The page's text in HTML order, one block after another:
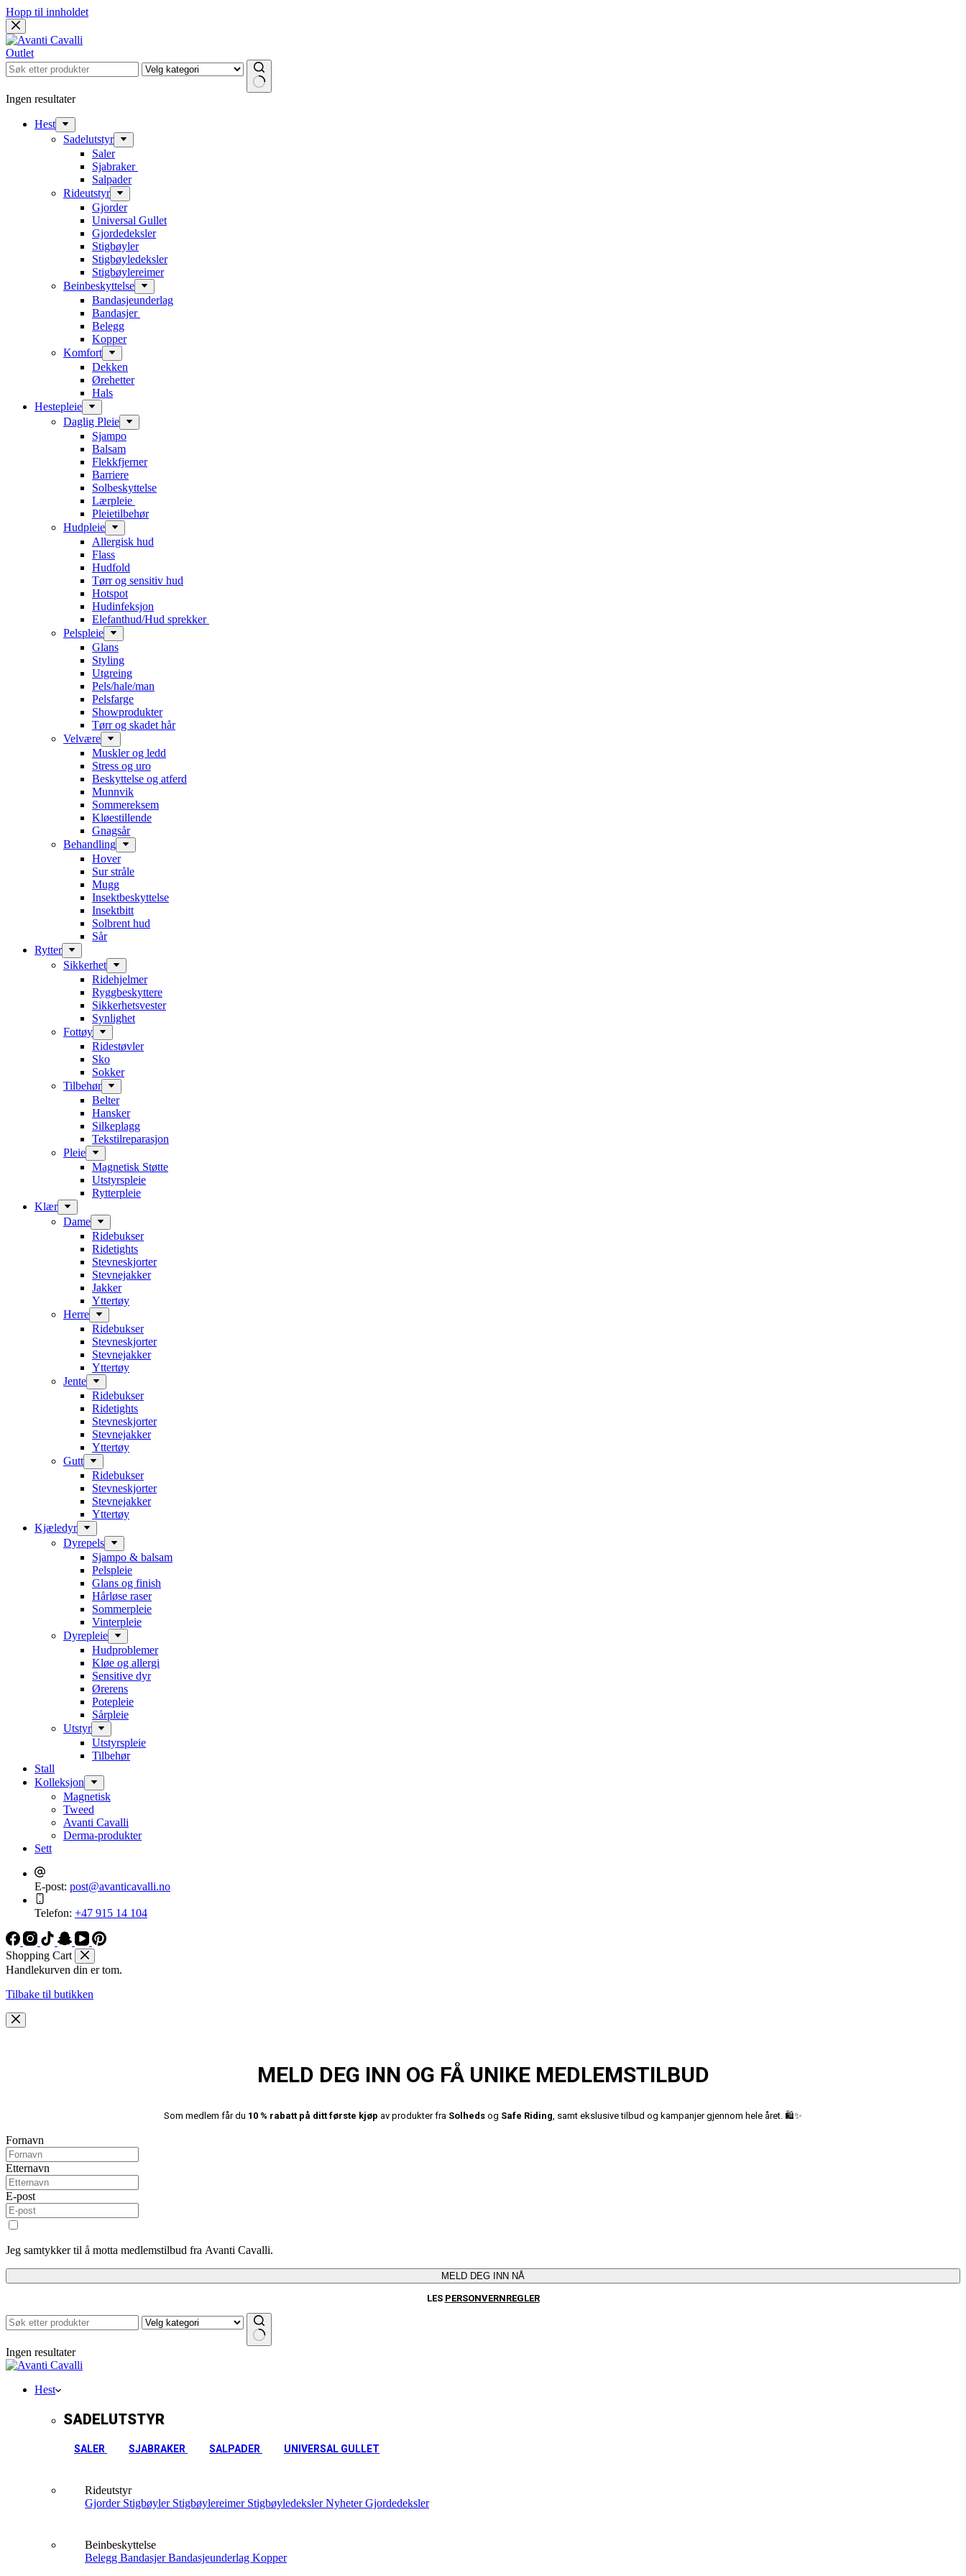
Hopp til innholdet
Outlet
Ingen resultater
Hest
Sadelutstyr
Saler
Sjabraker
Salpader
Rideutstyr
Gjorder
Universal Gullet
Gjordedeksler
Stigbøyler
Stigbøyledeksler
Stigbøylereimer
Beinbeskyttelse
Bandasjeunderlag
Bandasjer
Belegg
Kopper
Komfort
Dekken
Ørehetter
Hals
Hestepleie
Daglig Pleie
Sjampo
Balsam
Flekkfjerner
Barriere
Solbeskyttelse
Lærpleie
Pleietilbehør
Hudpleie
Allergisk hud
Flass
Hudfold
Tørr og sensitiv hud
Hotspot
Hudinfeksjon
Elefanthud/Hud sprekker
Pelspleie
Glans
Styling
Utgreing
Pels/hale/man
Pelsfarge
Showprodukter
Tørr og skadet hår
Velvære
Muskler og ledd
Stress og uro
Beskyttelse og atferd
Munnvik
Sommereksem
Kløestillende
Gnagsår
Behandling
Hover
Sur stråle
Mugg
Insektbeskyttelse
Insektbitt
Solbrent hud
Sår
Rytter
Sikkerhet
Ridehjelmer
Ryggbeskyttere
Sikkerhetsvester
Synlighet
Fottøy
Ridestøvler
Sko
Sokker
Tilbehør
Belter
Hansker
Silkeplagg
Tekstilreparasjon
Pleie
Magnetisk Støtte
Utstyrspleie
Rytterpleie
Klær
Dame
Ridebukser
Ridetights
Stevneskjorter
Stevnejakker
Jakker
Yttertøy
Herre
Ridebukser
Stevneskjorter
Stevnejakker
Yttertøy
Jente
Ridebukser
Ridetights
Stevneskjorter
Stevnejakker
Yttertøy
Gutt
Ridebukser
Stevneskjorter
Stevnejakker
Yttertøy
Kjæledyr
Dyrepels
Sjampo & balsam
Pelspleie
Glans og finish
Hårløse raser
Sommerpleie
Vinterpleie
Dyrepleie
Hudproblemer
Kløe og allergi
Sensitive dyr
Ørerens
Potepleie
Sårpleie
Utstyr
Utstyrspleie
Tilbehør
Stall
Kolleksjon
Magnetisk
Tweed
Avanti Cavalli
Derma-produkter
Sett
E-post: post@avanticavalli.no
Telefon: +47 915 14 104
Shopping Cart
Handlekurven din er tom.
Tilbake til butikken
MELD DEG INN OG FÅ UNIKE MEDLEMSTILBUD
Som medlem får du 10 % rabatt på ditt første kjøp av produkter fra Solheds og Safe Riding, samt ekslusive tilbud og kampanjer gjennom hele året. 🛍️✨
Fornavn
Etternavn
E-post
Jeg samtykker til å motta medlemstilbud fra Avanti Cavalli.
MELD DEG INN NÅ
LES PERSONVERNREGLER
Ingen resultater
Hest
SADELUTSTYR
SALER SJABRAKER SALPADER UNIVERSAL GULLET
Rideutstyr
Gjorder Stigbøyler Stigbøylereimer StigbøyledekslerNyheter Gjordedeksler
Beinbeskyttelse
Belegg BandasjerBandasjeunderlag Kopper